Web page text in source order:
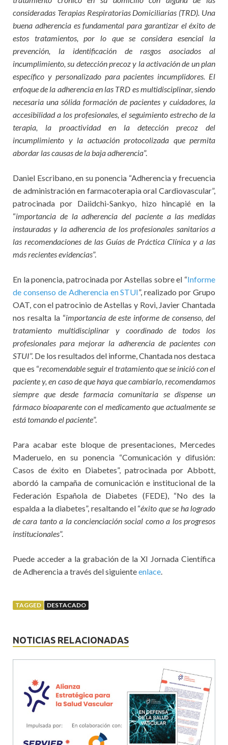
consideradas Terapias Respiratorias Domiciliarias (TRD). Una
buena adherencia es fundamental para garantizar el éxito de
estos tratamientos, por lo que se considera esencial la
prevención, la identificación de rasgos asociados al
incumplimiento, su detección precoz y la activación de un plan
específico y personalizado para pacientes incumplidores. El
enfoque de la adherencia en las TRD es multidisciplinar, siendo
necesaria una sólida formación de pacientes y cuidadores, la
accesibilidad a los profesionales, el seguimiento estrecho de la
terapia, la proactividad en la detección precoz del
incumplimiento y la actuación protocolizada que permita
abordar las causas de la baja adherencia”.
Daniel Escribano, en su ponencia “Adherencia y frecuencia
de administración en farmacoterapia oral Cardiovascular”,
patrocinada por Daiidchi-Sankyo, hizo hincapié en la
“importancia de la adherencia del paciente a las medidas
instauradas y la adherencia de los profesionales sanitarios a
las recomendaciones de las Guías de Práctica Clínica y a las
más recientes evidencias”.
En la ponencia, patrocinada por Astellas sobre el “Informe
de consenso de Adherencia en STUI”, realizado por Grupo
OAT, con el patrocinio de Astellas y Rovi, Javier Chantada
nos resalta la “importancia de este informe de consenso, del
tratamiento multidisciplinar y coordinado de todos los
profesionales para mejorar la adherencia de pacientes con
STUI”. De los resultados del informe, Chantada nos destaca
que es “recomendable seguir el tratamiento que se inició con el
paciente y, en caso de que haya que cambiarlo, recomendamos
siempre que desde farmacia comunitaria se dispense un
fármaco bioaparente con el medicamento que actualmente se
está tomando el paciente”.
Para acabar este bloque de presentaciones, Mercedes
Maderuelo, en su ponencia “Comunicación y difusión:
Casos de éxito en Diabetes”, patrocinada por Abbott,
abordó la campaña de comunicación e institucional de la
Federación Española de Diabetes (FEDE), “No des la
espalda a la diabetes”, resaltando el “éxito que se ha logrado
de cara tanto a la concienciación social como a los progresos
institucionales”.
Puede acceder a la grabación de la XI Jornada Científica
de Adherencia a través del siguienteenlace
TAGGED DESTACADO
NOTICIAS RELACIONADAS